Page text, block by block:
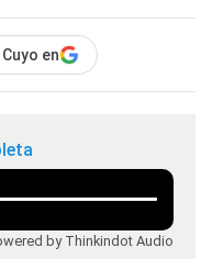
en
by Thinkindot Audio